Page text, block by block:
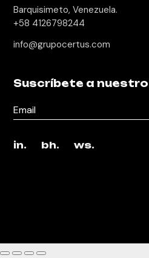
Barquisimeto, Venezuela.
+58 4126798244
info@grupocertus.com
Suscríbete a
in. bh. ws.